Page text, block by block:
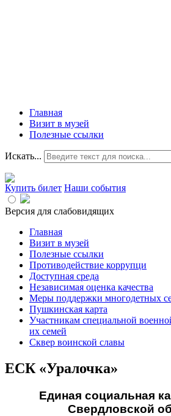
Главная
Визит в музей
Полезные ссылки
Искать...
Купить билет Наши события
Версия для слабовидящих
Главная
Визит в музей
Полезные ссылки
Противодействие коррупци
Доступная среда
Независимая оценка качества
Меры поддержки многодетных
Пушкинская карта
Участникам специальной
их семей
Сквер воинской славы
ЕСК «Уралочка»
Единая социальная
Свердловской